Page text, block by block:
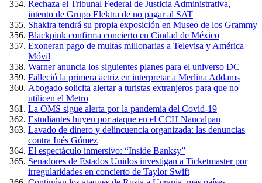
Rechaza el Tribunal Federal de Justicia Administrativa,
intento de Grupo Elektra de no pagar al SAT
Shakira tendrá su propia exposición en Museo de los Grammy
Blackpink confirma concierto en Ciudad de México
Exoneran pago de multas millonarias a Televisa y América
Móvil
Warner anuncia los siguientes planes para el universo DC
Falleció la primera actriz en interpretar a Merlina Addams
Abogado solicita alertar a turistas extranjeros para que no
utilicen el Metro
La OMS sigue alerta por la pandemia del Covid-19
Estudiantes huyen por ataque en el CCH Naucalpan
Lavado de dinero y delincuencia organizada: las denuncias
contra Inés Gómez
El espectáculo inmersivo: “Inside Banksy”
Senadores de Estados Unidos investigan a Ticketmaster por
irregularidades en concierto de Taylor Swift